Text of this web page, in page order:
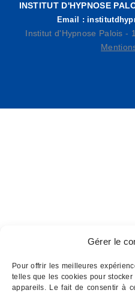
Gérer le
Pour offrir les meilleures
telles que les cookies pour
appareils. Le fait de consentir à
INSTITUT D'HYPNOSE
Email :
Institut d'Hypnose Palois -